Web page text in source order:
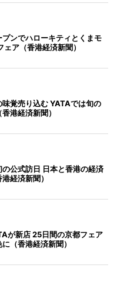
プンでハローキティとくまモ
ア（香港経済新聞）
覚売り込む YATAでは旬の
港経済新聞）
公式訪日 日本と香港の経済
経済新聞）
が新店 25日間の京都フェア
（香港経済新聞）